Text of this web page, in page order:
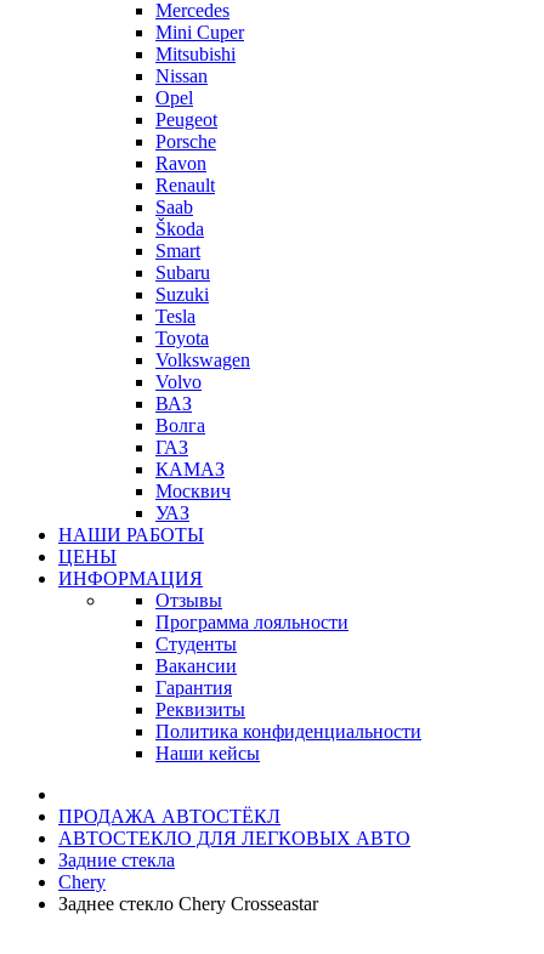
Mercedes
Mini Cuper
Mitsubishi
Nissan
Opel
Peugeot
Porsche
Ravon
Renault
Saab
Škoda
Smart
Subaru
Suzuki
Tesla
Toyota
Volkswagen
Volvo
ВАЗ
Волга
ГАЗ
КАМАЗ
Москвич
УАЗ
НАШИ РАБОТЫ
ЦЕНЫ
ИНФОРМАЦИЯ
Отзывы
Программа лояльности
Студенты
Вакансии
Гарантия
Реквизиты
Политика конфиденциальности
Наши кейсы
ПРОДАЖА АВТОСТЁКЛ
АВТОСТЕКЛО ДЛЯ ЛЕГКОВЫХ АВТО
Задние стекла
Chery
Заднее стекло Chery Crosseastar